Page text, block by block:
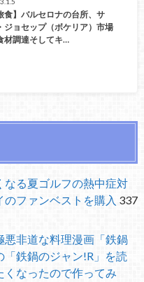
食】バルセロナの台所、サ
ジョセップ（ボケリア）市場
材調達そしてキ…
なる夏ゴルフの熱中症対
ファンベストを購入 337
悪非道な料理漫画「鉄鍋
鉄鍋のジャン!R」を読
くなったので作ってみ